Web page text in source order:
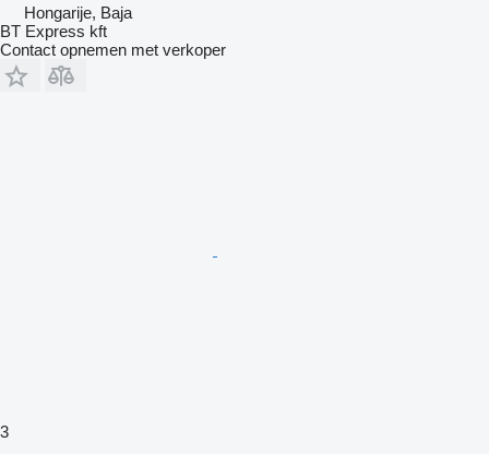
Hongarije, Baja
BT Express kft
Contact opnemen met verkoper
3